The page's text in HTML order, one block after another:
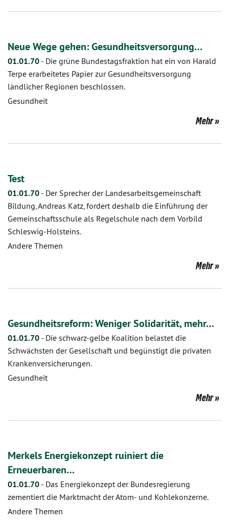
Neue Wege gehen: Gesundheitsversorgung…
01.01.70 - Die grüne Bundestagsfraktion hat ein von Harald
Terpe erarbeitetes Papier zur Gesundheitsversorgung
ländlicher Regionen beschlossen.
Gesundheit
Mehr
Test
01.01.70 - Der Sprecher der Landesarbeitsgemeinschaft
Bildung, Andreas Katz, fordert deshalb die Einführung der
Gemeinschaftsschule als Regelschule nach dem Vorbild
Schleswig-Holsteins.
Andere Themen
Mehr
Gesundheitsreform: Weniger Solidarität, mehr…
01.01.70 - Die schwarz-gelbe Koalition belastet die
Schwächsten der Gesellschaft und begünstigt die privaten
Krankenversicherungen.
Gesundheit
Mehr
Merkels Energiekonzept ruiniert die
Erneuerbaren…
01.01.70 - Das Energiekonzept der Bundesregierung
zementiert die Marktmacht der Atom- und Kohlekonzerne.
Andere Themen